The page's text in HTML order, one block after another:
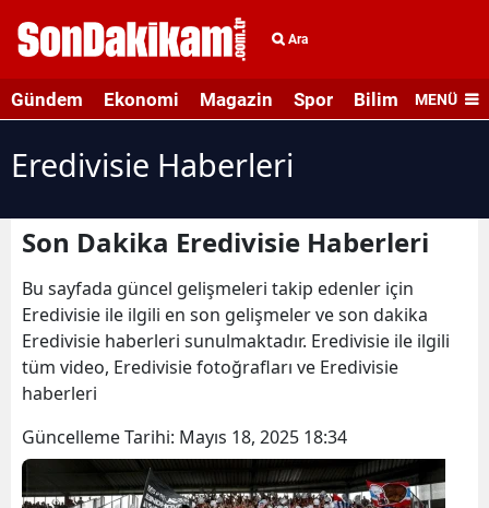
Ara
Gündem Ekonomi Magazin Spor Bilim veMENÜ
Eredivisie Haberleri
Son Dakika Eredivisie Haberleri
Bu sayfada güncel gelişmeleri takip edenler için
Eredivisie ile ilgili en son gelişmeler ve son dakika
Eredivisie haberleri sunulmaktadır. Eredivisie ile ilgili
tüm video, Eredivisie fotoğrafları ve Eredivisie
haberleri
Güncelleme Tarihi: Mayıs 18, 2025 18:34